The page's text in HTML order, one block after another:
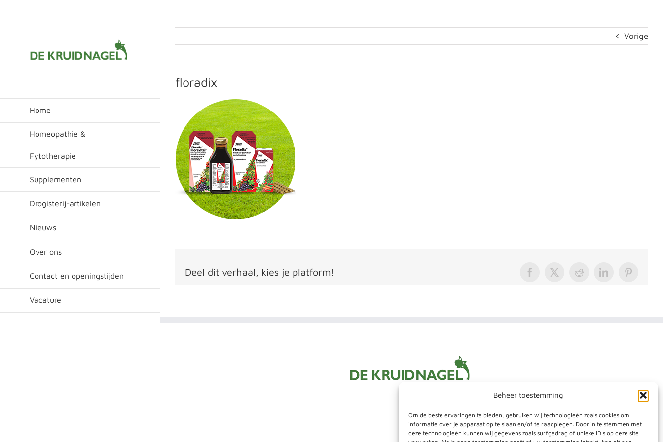
Beheer toestemming
Om de beste ervaringen te bieden, gebruiken wij technologieën zoals cookies om
informatie over je apparaat op te slaan en/of te raadplegen. Door in te stemmen met
deze technologieën kunnen wij gegevens zoals surfgedrag of unieke ID's op deze site
Home
Homeopathie &
Fytotherapie
Supplementen
Drogisterij-artikelen
Nieuws
Over ons
Contact en openingstijden
Vacature
Vorige
floradix
Deel dit verhaal, kies je platform! Facebook
X RedditLinkedInPinterest